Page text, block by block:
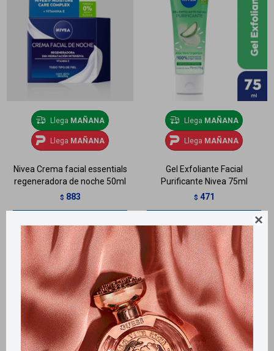

Llega MAÑANA
Llega MAÑANA
Nivea Crema facial essentials
regeneradora de noche 50ml
$ 883
Llega MAÑANA
Llega MAÑANA
Gel Exfoliante Facial
Purificante Nivea 75ml
$ 471